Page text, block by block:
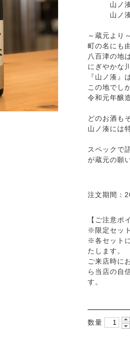
山ノ湊
山ノ湊
～蔵元より～
町の名にも
八百津の地
にぎやかな
『山ノ湊』
この地でし
令和元年醸
どのお酒も
山ノ湊には
スペックで
が蔵元の願
注文期間：
【ご注意ポ
※限定セッ
※各セット
たします。
ご来店時に
ら当店の自
す。
数量